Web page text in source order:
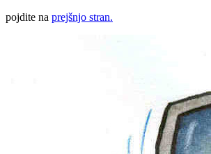
pojdite na prejšnjo stran.